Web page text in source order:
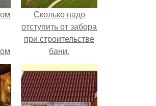
Сколько надо
отступить от забора
при строительстве
бани.
Законодательные и
реальные различия
между ИЖС, СНТ и
ДНО